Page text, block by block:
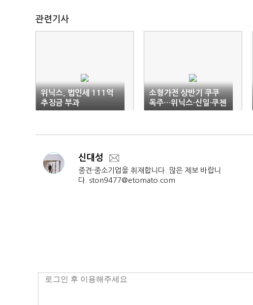
관련기사
위닉스, 법인세 111억
추징금 부과
소형가전 상반기 쿠쿠
독주…위닉스·신일·쿠첸
'분주'
신대성
중견·중소기업을 취재합니다. 많은 제보 바랍니
다. ston9477@etomato.com